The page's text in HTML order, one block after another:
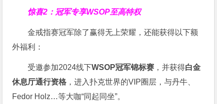
惊喜2：冠军专享WSOP至高特权
金戒指赛冠军除了赢得无上荣耀，还能获得以下额
外福利：
受邀参加2024线下WSOP冠军锦标赛 ，并获得白金
休息厅通行资格 ，进入扑克世界的VIP圈层，与丹牛、
Fedor Holz…等大咖“同起同坐”。